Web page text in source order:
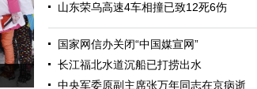
山东荣乌高速4车相撞已致12死6伤
国家网信办关闭“中国媒宣网”
长江福北水道沉船已打捞出水
中央军委原副主席张万年同志在京病逝